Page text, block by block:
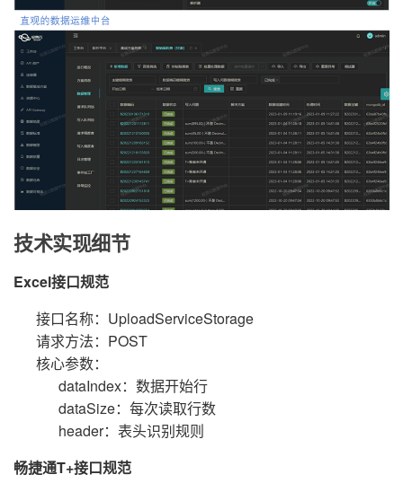
技术实现细节
Excel接口规范
接口名称：UploadServiceStorage
请求方法：POST
核心参数：
dataIndex：数据开始行
dataSize：每次读取行数
header：表头识别规则
畅捷通T+接口规范